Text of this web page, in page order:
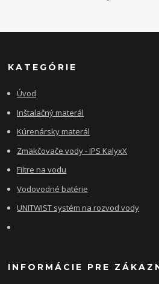
KATEGÓRIE
Úvod
Inštalačný materál
Kúrenársky materál
Zmäkčovače vody - IPS KalyxX
Filtre na vodu
Vodovodné batérie
UNITWIST systém na rozvod vody
INFORMÁCIE PRE